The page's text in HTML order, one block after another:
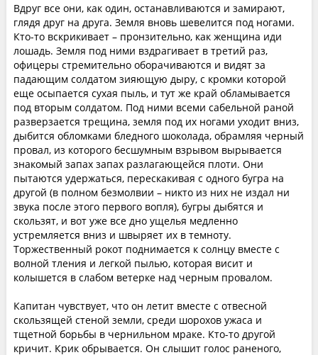
Вдруг все они, как один, останавливаются и замирают,
глядя друг на друга. Земля вновь шевелится под ногами.
Кто-то вскрикивает – пронзительно, как женщина иди
лошадь. Земля под ними вздрагивает в третий раз,
офицеры стремительно оборачиваются и видят за
падающим солдатом зияющую дыру, с кромки которой
еще осыпается сухая пыль, и тут же край обламывается
под вторым солдатом. Под ними всеми сабельной раной
разверзается трещина, земля под их ногами уходит вниз,
дыбится обломками бледного шоколада, обрамляя черный
провал, из которого бесшумным взрывом вырывается
знакомый запах запах разлагающейся плоти. Они
пытаются удержаться, перескакивая с одного бугра на
другой (в полном безмолвии – никто из них не издал ни
звука после этого первого вопля), бугры дыбятся и
скользят, и вот уже все дно ущелья медленно
устремляется вниз и швыряет их в темноту.
Торжественный рокот поднимается к солнцу вместе с
волной тления и легкой пылью, которая висит и
колышется в слабом ветерке над черным провалом.
Капитан чувствует, что он летит вместе с отвесной
скользящей стеной земли, среди шорохов ужаса и
тщетной борьбы в чернильном мраке. Кто-то другой
кричит. Крик обрывается. Он слышит голос раненого,